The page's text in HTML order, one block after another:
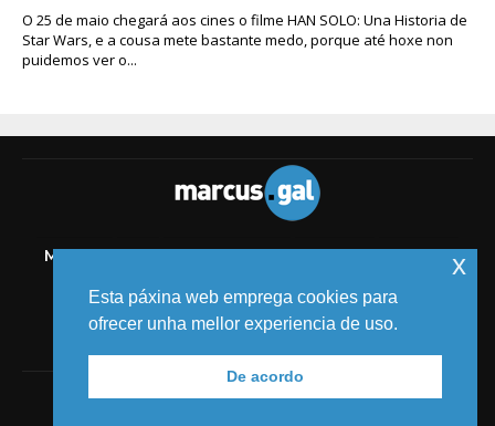
O 25 de maio chegará aos cines o filme HAN SOLO: Una Historia de
Star Wars, e a cousa mete bastante medo, porque até hoxe non
puidemos ver o...
MELIDE TIC AUDIOVISUAL COMICS
MEDIOS
EVENTOS
Esta páxina web emprega cookies para
ofrecer unha mellor experiencia de uso.
De acordo
x